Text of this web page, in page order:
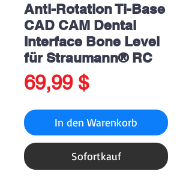
Anti-Rotation Ti-Base
CAD CAM Dental
Interface Bone Level
für Straumann® RC
69,99 $Preis
In den Warenkorb
Sofortkauf